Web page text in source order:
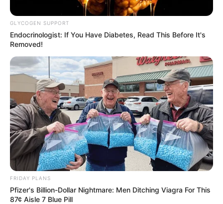
GLYCOGEN SUPPORT
Endocrinologist: If You Have Diabetes, Read This Before It's
Removed!
FRIDAY PLANS
Pfizer's Billion-Dollar Nightmare: Men Ditching Viagra For This
87¢ Aisle 7 Blue Pill